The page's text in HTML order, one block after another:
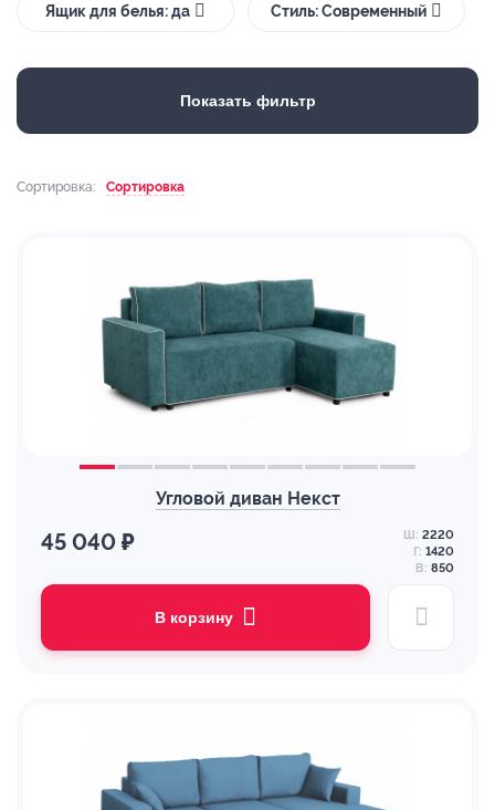
Ящик для белья: да Стиль: Современный
Показать фильтр
Сортировка: Сортировка
Угловой диван Некст
45 040 ₽ Ш: 2220
Г: 1420
В: 850
В корзину